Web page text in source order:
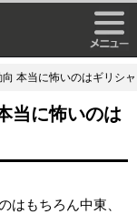
本当に怖いのはギリシ
当に怖いのは
はもちろん中東、